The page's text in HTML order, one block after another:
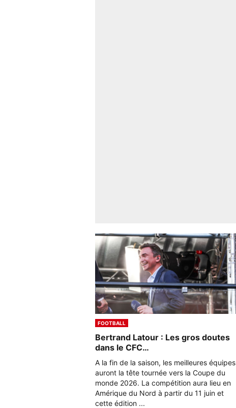
FOOTBALL
Bertrand Latour : Les gros doutes
dans le CFC…
A la fin de la saison, les meilleures équipes
auront la tête tournée vers la Coupe du
monde 2026. La compétition aura lieu en
Amérique du Nord à partir du 11 juin et
cette édition ...